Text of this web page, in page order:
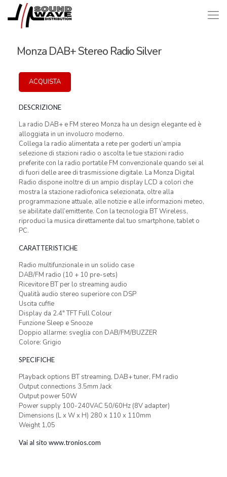
Monza DAB+ Stereo Radio Silver
ACQUISTA
DESCRIZIONE
La radio DAB+ e FM stereo Monza ha un design elegante ed è
alloggiata in un involucro moderno.
Collega la radio alimentata a rete per goderti un’ampia
selezione di stazioni radio o ascolta le tue stazioni radio
preferite con la radio portatile FM convenzionale quando sei al
di fuori delle aree di trasmissione digitale. La Monza Digital
Radio dispone inoltre di un ampio display LCD a colori che
mostra la stazione radiofonica selezionata, oltre alla
programmazione attuale, alle notizie e alle informazioni meteo,
se abilitate dall’emittente. Con la tecnologia BT Wireless,
riproduci la musica direttamente dal tuo smartphone, tablet o
PC.
CARATTERISTICHE
Radio multifunzionale in un solido case
DAB/FM radio (10 + 10 pre-sets)
Ricevitore BT per lo streaming audio
Qualità audio stereo superiore con DSP
Uscita cuffie
Display da 2.4″ TFT Full Colour
Funzione Sleep e Snooze
Doppio allarme: sveglia con DAB/FM/BUZZER
Colore: Grigio
SPECIFICHE
Playback options BT streaming, DAB+ tuner, FM radio
Output connections 3.5mm Jack
Output power 50W
Power supply 100-240VAC 50/60Hz (8V adapter)
Dimensions (L x W x H) 280 x 110 x 110mm
Weight 1,05
Vai al sito www.tronios.com